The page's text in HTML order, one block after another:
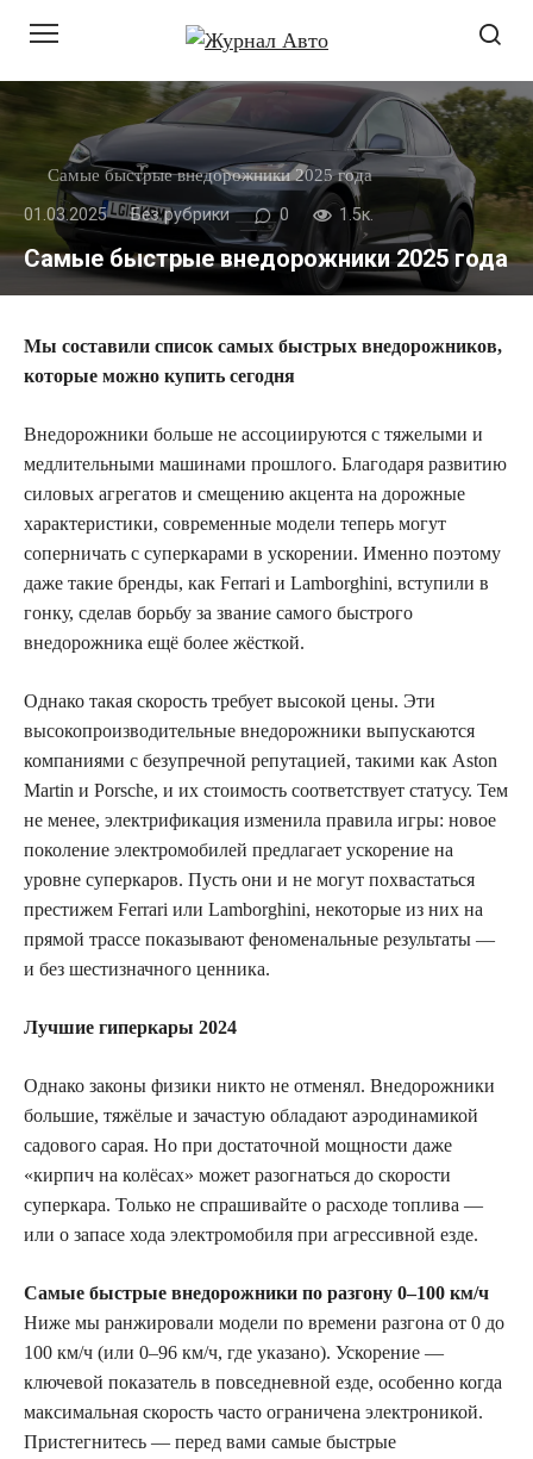
контенту
Самые быстрые внедорожники 2025 года
01.03.2025 Без рубрики 0 1.5к.
Самые быстрые внедорожники 2025 года
Мы составили список самых быстрых внедорожников,
которые можно купить сегодня
Внедорожники больше не ассоциируются с тяжелыми и
медлительными машинами прошлого. Благодаря развитию
силовых агрегатов и смещению акцента на дорожные
характеристики, современные модели теперь могут
соперничать с суперкарами в ускорении. Именно поэтому
даже такие бренды, как Ferrari и Lamborghini, вступили в
гонку, сделав борьбу за звание самого быстрого
внедорожника ещё более жёсткой.
Однако такая скорость требует высокой цены. Эти
высокопроизводительные внедорожники выпускаются
компаниями с безупречной репутацией, такими как Aston
Martin и Porsche, и их стоимость соответствует статусу. Тем
не менее, электрификация изменила правила игры: новое
поколение электромобилей предлагает ускорение на
уровне суперкаров. Пусть они и не могут похвастаться
престижем Ferrari или Lamborghini, некоторые из них на
прямой трассе показывают феноменальные результаты —
и без шестизначного ценника.
Лучшие гиперкары 2024
Однако законы физики никто не отменял. Внедорожники
большие, тяжёлые и зачастую обладают аэродинамикой
садового сарая. Но при достаточной мощности даже
«кирпич на колёсах» может разогнаться до скорости
суперкара. Только не спрашивайте о расходе топлива —
или о запасе хода электромобиля при агрессивной езде.
Самые быстрые внедорожники по разгону 0–100 км/ч
Ниже мы ранжировали модели по времени разгона от 0 до
100 км/ч (или 0–96 км/ч, где указано). Ускорение —
ключевой показатель в повседневной езде, особенно когда
максимальная скорость часто ограничена электроникой.
Пристегнитесь — перед вами самые быстрые